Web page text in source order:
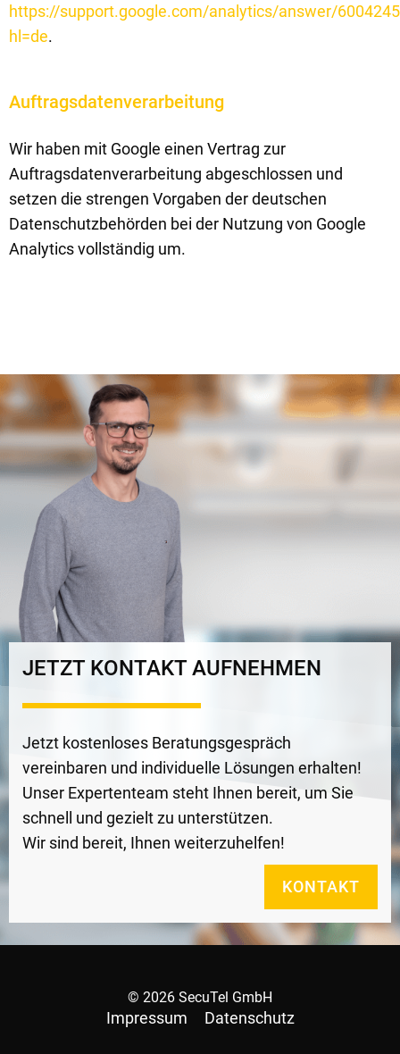
https://support.google.com/analytics/answer/
hl=de.
Auftragsdatenverarbeitung
Wir haben mit Google einen Vertrag zur
Auftragsdatenverarbeitung abgeschlossen und
setzen die strengen Vorgaben der deutschen
Datenschutzbehörden bei der Nutzung von Google
Analytics vollständig um.
JETZT KONTAKT AUFNEHMEN
Jetzt kostenloses Beratungsgespräch
vereinbaren und individuelle Lösungen erhalten!
Unser Expertenteam steht Ihnen bereit, um Sie
schnell und gezielt zu unterstützen.
Wir sind bereit, Ihnen weiterzuhelfen!
KONTAKT
© 2026 SecuTel GmbH
Impressum Datenschutz